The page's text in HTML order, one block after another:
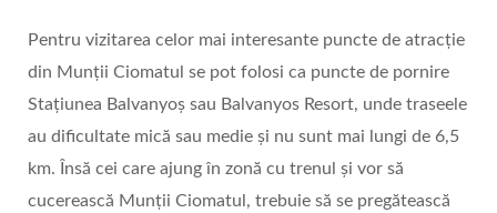
Pentru vizitarea celor mai interesante puncte de atracție
din Munții Ciomatul se pot folosi ca puncte de pornire
Stațiunea Balvanyoș sau Balvanyos Resort, unde traseele
au dificultate mică sau medie și nu sunt mai lungi de 6,5
km. Însă cei care ajung în zonă cu trenul și vor să
cucerească Munții Ciomatul, trebuie să se pregătească